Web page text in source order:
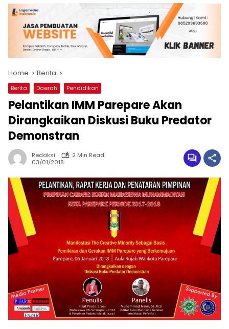
Home Berita
Berita Daerah Pendidikan
Pelantikan IMM Parepare Akan
Dirangkaikan Diskusi Buku Predator
Demonstran
Redaksi
2 Min Read
03/01/2018